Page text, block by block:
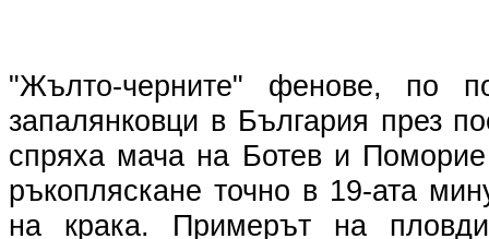
"Жълто-черните" фенове, по
запалянковци в България през
спряха мача на Ботев и
ръкопляскане точно в 19-ата
на крака. Примерът на